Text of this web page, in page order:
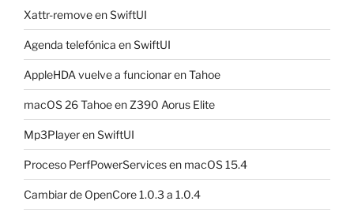
Xattr-remove en SwiftUI
Agenda telefónica en SwiftUI
AppleHDA vuelve a funcionar en Tahoe
macOS 26 Tahoe en Z390 Aorus Elite
Mp3Player en SwiftUI
Proceso PerfPowerServices en macOS 15.4
Cambiar de OpenCore 1.0.3 a 1.0.4